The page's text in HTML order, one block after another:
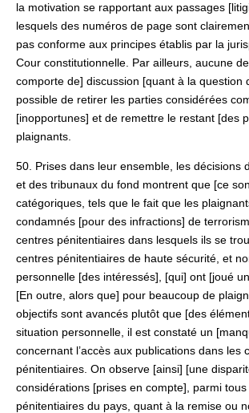
la motivation se rapportant aux passages
lesquels des numéros de page sont
pas conforme aux principes établis par la
Cour constitutionnelle. Par ailleurs, aucune
comporte de] discussion [quant à la question
possible de retirer les parties considérées
[inopportunes] et de remettre le restant [des
plaignants.
50. Prises dans leur ensemble, les décisions
et des tribunaux du fond montrent que [ce
catégoriques, tels que le fait que les
condamnés [pour des infractions] de
centres pénitentiaires dans lesquels ils se
centres pénitentiaires de haute sécurité, et
personnelle [des intéressés], [qui] ont [joué
[En outre, alors que] pour beaucoup de
objectifs sont avancés plutôt que [des
situation personnelle, il est constaté un
concernant l’accès aux publications dans les
pénitentiaires. On observe [ainsi] [une
considérations [prises en compte], parmi
pénitentiaires du pays, quant à la remise ou